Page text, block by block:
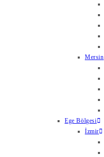
Mersin
Ege Bölgesi
İzmir